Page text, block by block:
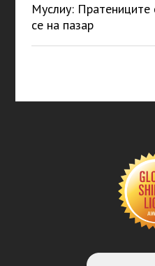
Муслиу: Пратениците
се на пазар